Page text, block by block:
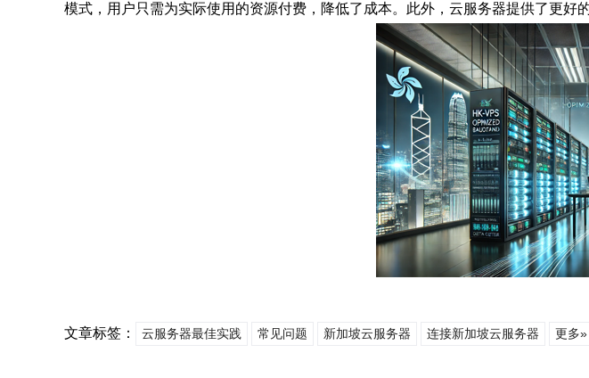
模式，用户只需为实际使用的资源付费，降低了成本。此外，云服务器提供了更好
文章标签： 云服务器最佳实践 常见问题 新加坡云服务器 连接新加坡云服务器 更多»